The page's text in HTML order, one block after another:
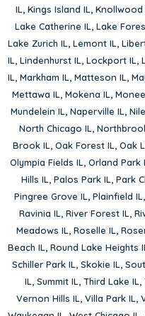
IL, Kings Island IL, Knollwood
Lake Catherine IL, Lake
Lake Zurich IL, Lemont IL,
IL, Lindenhurst IL, Lockport IL,
IL, Markham IL, Matteson IL,
Mettawa IL, Mokena IL,
Mundelein IL, Naperville IL,
North Chicago IL,
Brook IL, Oak Forest IL, Oak
Olympia Fields IL, Orland Park
Hills IL, Palos Park IL, Park
Pingree Grove IL, Plainfield IL,
Ravinia IL, River Forest IL,
Meadows IL, Roselle IL,
Beach IL, Round Lake Heights
Schiller Park IL, Skokie IL,
IL, Summit IL, Third Lake IL,
Vernon Hills IL, Villa Park IL,